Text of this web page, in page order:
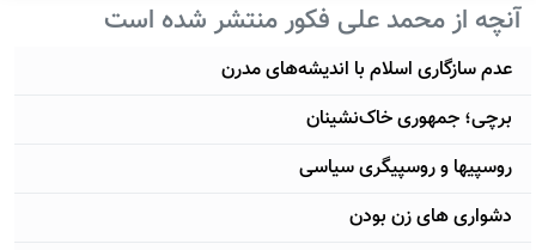
آنچه از محمد علی فکور منتشر شده است
عدم سازگاری اسلام با اندیشه‌های مدرن
برچی؛ جمهوری خاک‌نشینان
روسپی‎ها و روسپی‎گری سیاسی
دشواری های زن بودن